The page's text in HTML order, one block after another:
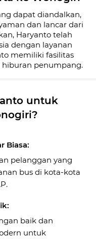
dapat diandalkan,
dan lancar dari
Haryanto telah
dengan layanan
memiliki fasilitas
penumpang.
untuk
Biasa:
pelanggan yang
bus di kota-kota
baik dan
untuk